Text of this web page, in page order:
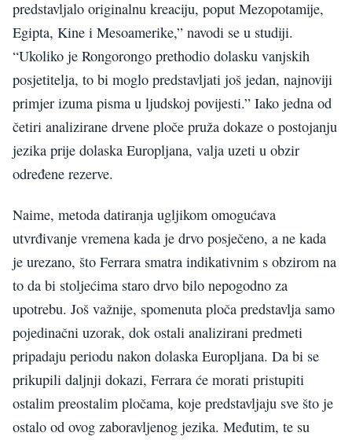
predstavljalo originalnu kreaciju, poput Mezopotamije,
Egipta, Kine i Mesoamerike,” navodi se u studiji.
“Ukoliko je Rongorongo prethodio dolasku vanjskih
posjetitelja, to bi moglo predstavljati još jedan, najnoviji
primjer izuma pisma u ljudskoj povijesti.” Iako jedna od
četiri analizirane drvene ploče pruža dokaze o postojanju
jezika prije dolaska Europljana, valja uzeti u obzir
određene rezerve.
Naime, metoda datiranja ugljikom omogućava
utvrđivanje vremena kada je drvo posječeno, a ne kada
je urezano, što Ferrara smatra indikativnim s obzirom na
to da bi stoljećima staro drvo bilo nepogodno za
upotrebu. Još važnije, spomenuta ploča predstavlja samo
pojedinačni uzorak, dok ostali analizirani predmeti
pripadaju periodu nakon dolaska Europljana. Da bi se
prikupili daljnji dokazi, Ferrara će morati pristupiti
ostalim preostalim pločama, koje predstavljaju sve što je
ostalo od ovog zaboravljenog jezika. Međutim, te su